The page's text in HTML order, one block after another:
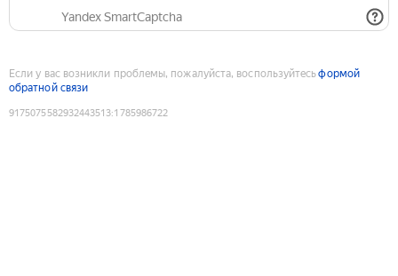
Yandex SmartCaptcha
Если у вас возникли проблемы, пожалуйста, воспользуйтесьформой
обратной связи
9175075582932443513:1785986722